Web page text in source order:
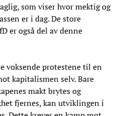
som viser hvor mektig og
er i dag. De store
er også del av denne
voksende protestene til en
kapitalismen selv. Bare
makt brytes og
fjernes, kan utviklingen i